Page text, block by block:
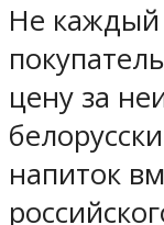
Не каждый
цену за
напиток